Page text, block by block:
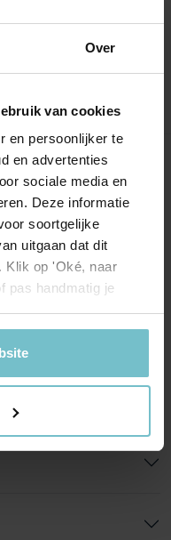
Over
van cookies
en persoonlijker te
en advertenties
sociale media en
Deze informatie
soortgelijke
uitgaan dat dit
Klik op 'Oké, naar
pas handmatig je
134c
CJ Eindhoven
- 78 20 849